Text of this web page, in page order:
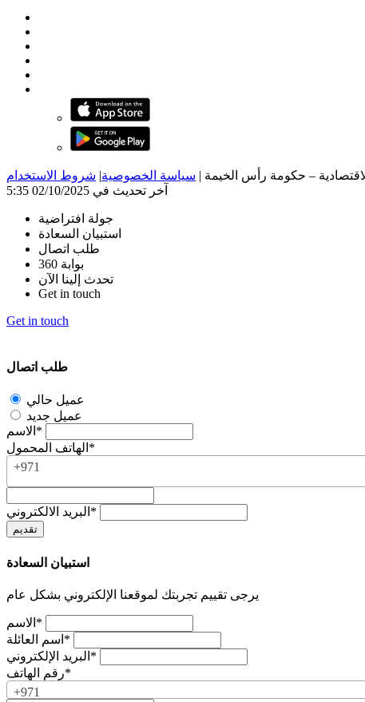
| سياسة الخصوصية| شروط الاستخدام
آخر تحديث في 02/10/2025 5:35
جولة افتراضية
استبيان السعادة
طلب اتصال
بوابة 360
تحدث إلينا الآن
Get in touch
Get in touch
طلب اتصال
عميل حالي
عميل جديد
الاسم*
الهاتف المحمول*
+971
البريد الالكتروني*
استبيان السعادة
يرجى تقييم تجربتك لموقعنا الإلكتروني بشكل عام
الاسم*
اسم العائلة*
البريد الإلكتروني*
رقم الهاتف*
+971